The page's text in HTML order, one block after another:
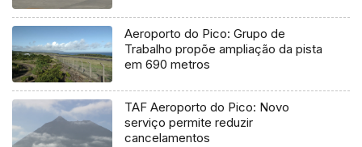
Aeroporto do Pico: Grupo de
Trabalho propõe ampliação da pista
em 690 metros
TAF Aeroporto do Pico: Novo
serviço permite reduzir
cancelamentos